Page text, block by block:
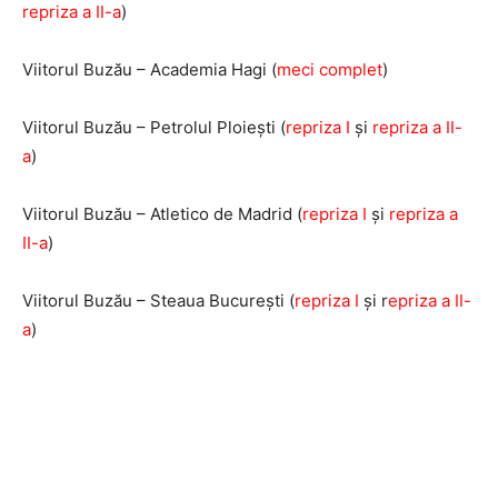
repriza a II-a)
Viitorul Buzău – Academia Hagi (meci complet)
Viitorul Buzău – Petrolul Ploieşti (repriza I şi repriza a II-
a)
Viitorul Buzău – Atletico de Madrid (repriza I şi repriza a
II-a)
Viitorul Buzău – Steaua Bucureşti (repriza I şi repriza a II-
a)